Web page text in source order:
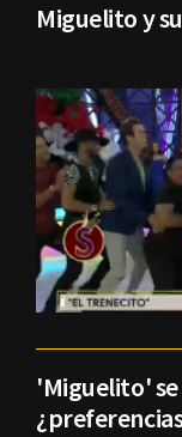
Miguelito y
'Miguelito'